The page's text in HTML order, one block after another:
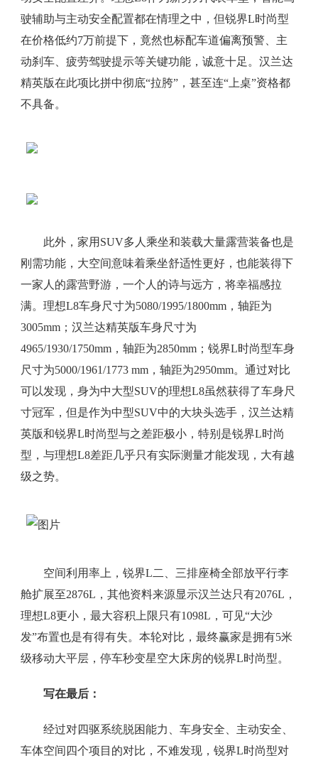
驶辅助与主动安全配置都在情理之中，但锐界L时尚型
在价格低约7万前提下，竟然也标配车道偏离预警、主
动刹车、疲劳驾驶提示等关键功能，诚意十足。汉兰达
精英版在此项比拼中彻底“拉胯”，甚至连“上桌”资格都
不具备。
此外，家用SUV多人乘坐和装载大量露营装备也是
刚需功能，大空间意味着乘坐舒适性更好，也能装得下
一家人的露营野游，一个人的诗与远方，将幸福感拉
满。理想L8车身尺寸为5080/1995/1800mm，轴距为
3005mm；汉兰达精英版车身尺寸为
4965/1930/1750mm，轴距为2850mm；锐界L时尚型车身
尺寸为5000/1961/1773 mm，轴距为2950mm。通过对比
可以发现，身为中大型SUV的理想L8虽然获得了车身尺
寸冠军，但是作为中型SUV中的大块头选手，汉兰达精
英版和锐界L时尚型与之差距极小，特别是锐界L时尚
型，与理想L8差距几乎只有实际测量才能发现，大有越
级之势。
空间利用率上，锐界L二、三排座椅全部放平行李
舱扩展至2876L，其他资料来源显示汉兰达只有2076L，
理想L8更小，最大容积上限只有1098L，可见“大沙
发”布置也是有得有失。本轮对比，最终赢家是拥有5米
级移动大平层，停车秒变星空大床房的锐界L时尚型。
写在最后：
经过对四驱系统脱困能力、车身安全、主动安全、
车体空间四个项目的对比，不难发现，锐界L时尚型对